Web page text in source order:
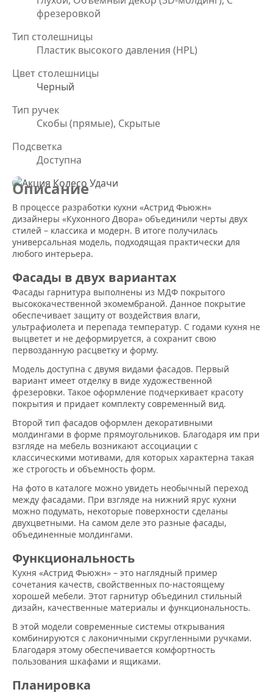
фрезеровкой
Тип столешницы
Пластик высокого давления (HPL)
Цвет столешницы
Черный
Тип ручек
Скобы (прямые), Скрытые
Подсветка
Доступна
Описание
В процессе разработки кухни «Астрид Фьюжн»
дизайнеры «Кухонного Двора» объединили черты двух
стилей – классика и модерн. В итоге получилась
универсальная модель, подходящая практически для
любого интерьера.
Фасады в двух вариантах
Фасады гарнитура выполнены из МДФ покрытого
высококачественной экомембраной. Данное покрытие
обеспечивает защиту от воздействия влаги,
ультрафиолета и перепада температур. С годами кухня не
выцветет и не деформируется, а сохранит свою
первозданную расцветку и форму.
Модель доступна с двумя видами фасадов. Первый
вариант имеет отделку в виде художественной
фрезеровки. Такое оформление подчеркивает красоту
покрытия и придает комплекту современный вид.
Второй тип фасадов оформлен декоративными
молдингами в форме прямоугольников. Благодаря им при
взгляде на мебель возникают ассоциации с
классическими мотивами, для которых характерна такая
же строгость и объемность форм.
На фото в каталоге можно увидеть необычный переход
между фасадами. При взгляде на нижний ярус кухни
можно подумать, некоторые поверхности сделаны
двухцветными. На самом деле это разные фасады,
объединенные молдингами.
Функциональность
Кухня «Астрид Фьюжн» – это наглядный пример
сочетания качеств, свойственных по-настоящему
хорошей мебели. Этот гарнитур объединил стильный
дизайн, качественные материалы и функциональность.
В этой модели современные системы открывания
комбинируются с лаконичными скругленными ручками.
Благодаря этому обеспечивается комфортность
пользования шкафами и ящиками.
Планировка